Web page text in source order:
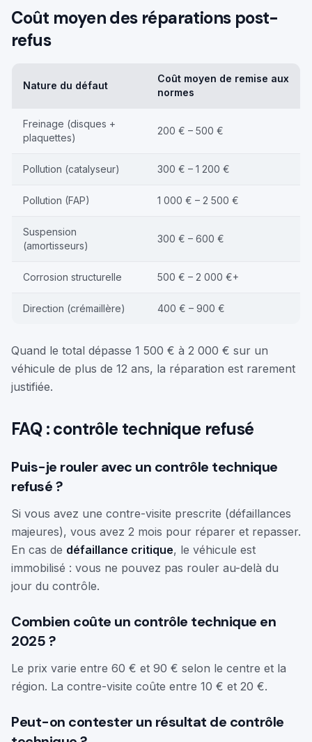
Coût moyen des réparations post-
refus
Nature du défaut
Coût moyen de remise aux
normes
Freinage (disques +
plaquettes)
200 € – 500 €
Pollution (catalyseur) 300 € – 1 200 €
Pollution (FAP) 1 000 € – 2 500 €
Suspension
(amortisseurs)
300 € – 600 €
Corrosion structurelle 500 € – 2 000 €+
Direction (crémaillère) 400 € – 900 €
Quand le total dépasse 1 500 € à 2 000 € sur un
véhicule de plus de 12 ans, la réparation est rarement
justifiée.
FAQ : contrôle technique refusé
Puis-je rouler avec un contrôle technique
refusé ?
Si vous avez une contre-visite prescrite (défaillances
majeures), vous avez 2 mois pour réparer et repasser.
En cas de défaillance critique, le véhicule est
immobilisé : vous ne pouvez pas rouler au-delà du
jour du contrôle.
Combien coûte un contrôle technique en
2025 ?
Le prix varie entre 60 € et 90 € selon le centre et la
région. La contre-visite coûte entre 10 € et 20 €.
Peut-on contester un résultat de contrôle